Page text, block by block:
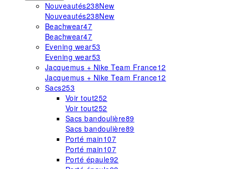
Nouveautés238New
Nouveautés238New
Beachwear47
Beachwear47
Evening wear53
Evening wear53
Jacquemus + Nike Team France12
Jacquemus + Nike Team France12
Sacs253
Voir tout252
Voir tout252
Sacs bandoulière89
Sacs bandoulière89
Porté main107
Porté main107
Porté épaule92